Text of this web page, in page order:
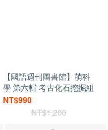
【國語週刊圖書館】萌科
學 第六輯 考古化石挖掘組
NT$990
NT$1,200